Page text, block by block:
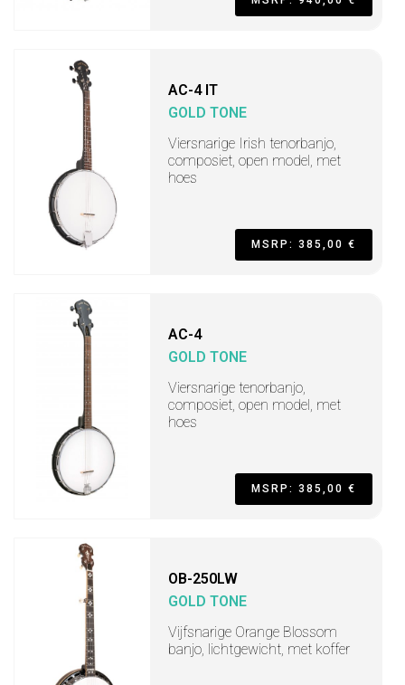
AC-4 IT
GOLD TONE
Viersnarige Irish tenorbanjo,
composiet, open model, met
hoes
MSRP: 385,00 €
AC-4
GOLD TONE
Viersnarige tenorbanjo,
composiet, open model, met
hoes
MSRP: 385,00 €
OB-250LW
GOLD TONE
Vijfsnarige Orange Blossom
banjo, lichtgewicht, met koffer